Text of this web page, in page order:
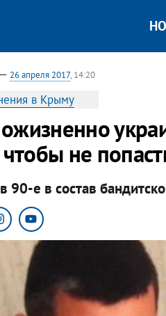
26 апреля 2017, 14:20
в Крыму
не
90-е в состав